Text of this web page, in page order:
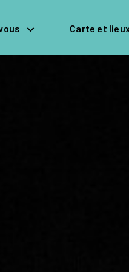
Carte et